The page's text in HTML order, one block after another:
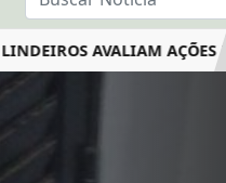
AVALIAM AÇÕES